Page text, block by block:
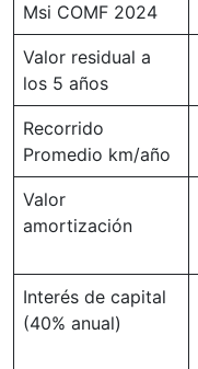
Msi COMF 2024
Valor residual a
los 5 años
Recorrido
Promedio km/año
Valor
amortización
Interés de capital
(40% anual)